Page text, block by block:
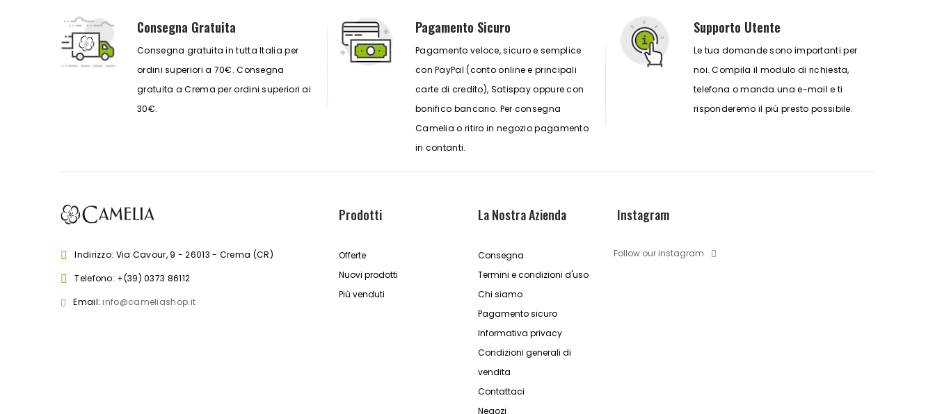
Consegna Gratuita
Consegna gratuita in tutta Italia per
ordini superiori a 70€. Consegna
gratuita a Crema per ordini superiori ai
30€.
Pagamento Sicuro
Pagamento veloce, sicuro e semplice
con PayPal (conto online e principali
carte di credito), Satispay oppure con
bonifico bancario. Per consegna
Camelia o ritiro in negozio pagamento
in contanti.
Supporto Utente
Le tua domande sono importanti per
noi. Compila il modulo di richiesta,
telefona o manda una e-mail e ti
risponderemo il più presto possibile.
Indirizzo: Via Cavour, 9 - 26013 - Crema (CR)
Telefono: +(39) 0373 86112
Email: info@cameliashop.it
Prodotti
Offerte
Nuovi prodotti
Più venduti
La Nostra Azienda
Consegna
Termini e condizioni d'uso
Chi siamo
Pagamento sicuro
Informativa privacy
Condizioni generali di
vendita
Contattaci
Negozi
Instagram
Follow our instagram